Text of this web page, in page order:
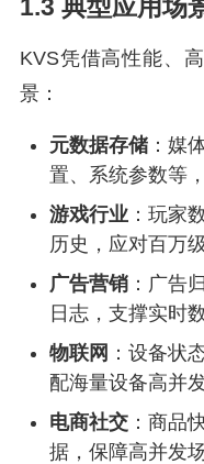
1.3 典型应用场
KVS凭借高性能、
景：
元数据存储 ：媒
置、系统参数等
游戏行业 ：玩家
历史，应对百万
广告营销 ：广告
日志，支撑实时
物联网 ：设备状
配海量设备高并
电商社交 ：商品
据，保障高并发